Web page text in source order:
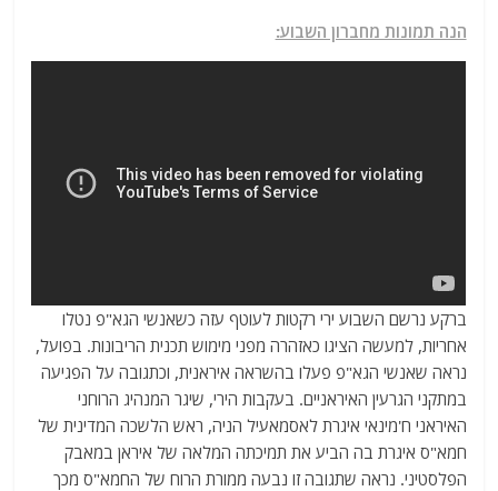
הנה תמונות מחברון השבוע:
ברקע נרשם השבוע ירי רקטות לעוטף עזה כשאנשי הגא"פ נטלו
אחריות, למעשה הציגו כאזהרה מפני מימוש תכנית הריבונות. בפועל,
נראה שאנשי הגא"פ פעלו בהשראה איראנית, וכתגובה על הפגיעה
במתקני הגרעין האיראניים. בעקבות הירי, שיגר המנהיג הרוחני
האיראני ח'מינאי איגרת לאסמאעיל הניה, ראש הלשכה המדינית של
חמא"ס איגרת בה הביע את תמיכתה המלאה של איראן במאבק
הפלסטיני. נראה שתגובה זו נבעה ממורת הרוח של החמא"ס מכך